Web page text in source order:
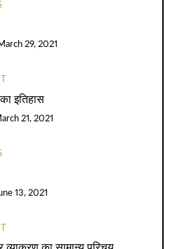
29, 2021
का इतिहास
21, 2021
13, 2021